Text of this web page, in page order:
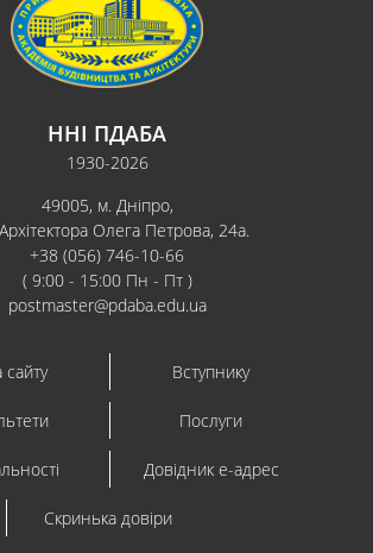
ННІ ПДАБА
1930-2026
49005, м. Дніпро,
Олега Петрова, 24а.
+38 (056) 746-10-66
( 9:00 - 15:00 Пн - Пт )
postmaster@pdaba.edu.ua
Вступнику
Послуги
Довідник e-адрес
Скринька довіри